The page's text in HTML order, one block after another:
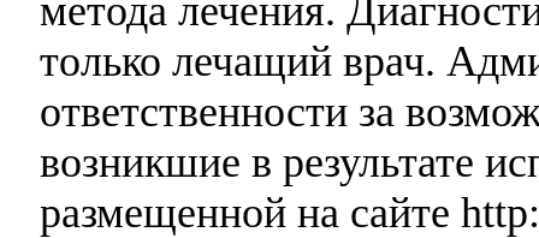
метода лечения.
только лечащий врач.
ответственности за
возникшие в результате
размещенной на сайте